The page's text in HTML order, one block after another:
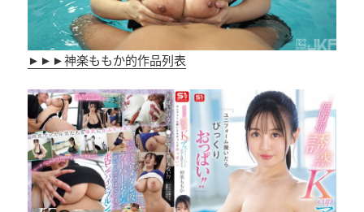
►►►神楽ももか的作品列表